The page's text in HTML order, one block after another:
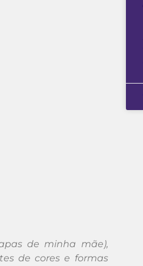
de minha mãe),
de cores e formas